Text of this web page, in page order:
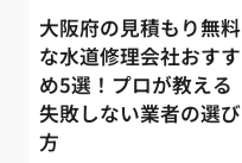
大阪府の見積もり無料
な水道修理会社おすす
め5選！プロが教える
失敗しない業者の選び
方